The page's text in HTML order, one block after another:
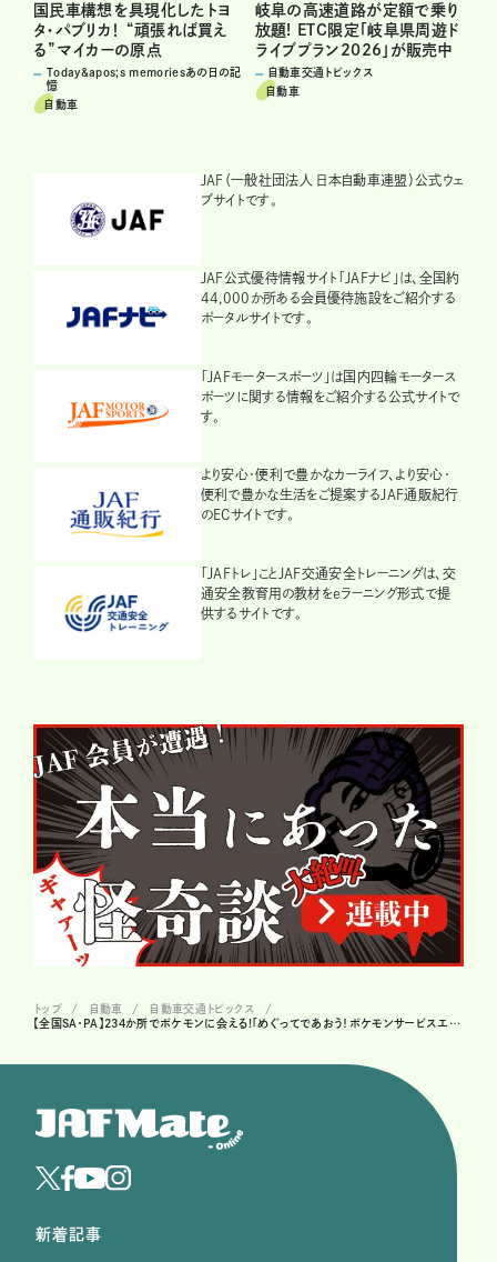
国民車構想を具現化したトヨ
タ・パブリカ！ “頑張れば買え
る”マイカーの原点
Today&apos;s memoriesあの日の記
憶
自動車
岐阜の高速道路が定額で乗り
放題! ETC限定「岐阜県周遊ド
ライブプラン2026」が販売中
自動車交通トピックス
自動車
JAF（一般社団法人 日本自動車連盟）公式ウェ
ブサイトです。
JAF公式優待情報サイト「JAFナビ」は、全国約
44,000か所ある会員優待施設をご紹介する
ポータルサイトです。
「JAFモータースポーツ」は国内四輪モータース
ポーツに関する情報をご紹介する公式サイトで
す。
より安心・便利で豊かなカーライフ、より安心・
便利で豊かな生活をご提案するJAF通販紀行
のECサイトです。
「JAFトレ」ことJAF交通安全トレーニングは、交
通安全教育用の教材をeラーニング形式で提
供するサイトです。
トップ 自動車
自動車交通トピックス
【全国SA・PA】234か所でポケモンに会える!「めぐってであおう！ポケモンサービスエリアのたび」開催、グッズや記念メダルも
新着記事